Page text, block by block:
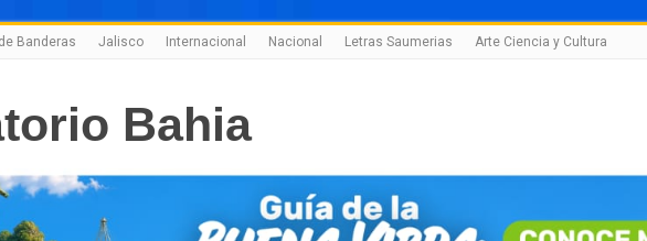
Banderas Jalisco Internacional Nacional Letras Saumerias Arte Ciencia y Cultura